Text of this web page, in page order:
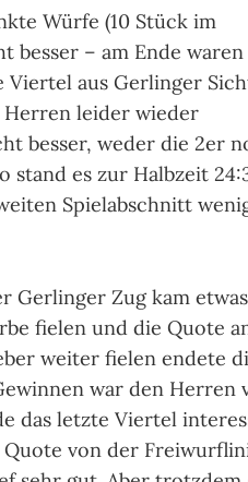
Würfe (10 Stück im
besser – am Ende waren
Viertel aus Gerlinger
Herren leider wieder
besser, weder die 2er
es zur Halbzeit
Spielabschnitt
Gerlinger Zug kam etwas
fielen und die Quote
weiter fielen endete
war den Herren
das letzte Viertel
von der